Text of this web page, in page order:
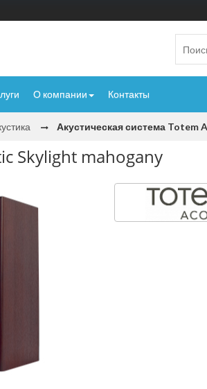
О компании Контакты
Акустическая система Totem
Skylight mahogany